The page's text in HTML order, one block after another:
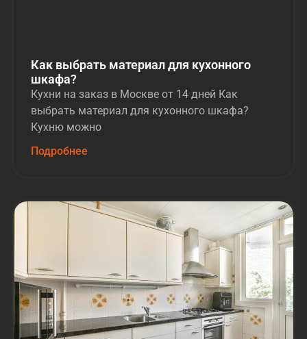
Как выбрать материал для кухонного
шкафа?
Кухни на заказ в Москве от 14 дней Как
выбрать материал для кухонного шкафа?
Кухню можно
Подробнее